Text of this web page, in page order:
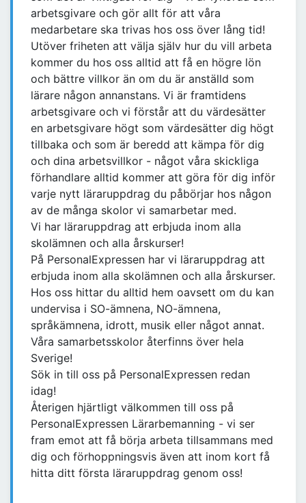
arbetsgivare och gör allt för att våra
medarbetare ska trivas hos oss över lång tid!
Utöver friheten att välja själv hur du vill arbeta
kommer du hos oss alltid att få en högre lön
och bättre villkor än om du är anställd som
lärare någon annanstans. Vi är framtidens
arbetsgivare och vi förstår att du värdesätter
en arbetsgivare högt som värdesätter dig högt
tillbaka och som är beredd att kämpa för dig
och dina arbetsvillkor - något våra skickliga
förhandlare alltid kommer att göra för dig inför
varje nytt läraruppdrag du påbörjar hos någon
av de många skolor vi samarbetar med.
Vi har läraruppdrag att erbjuda inom alla
skolämnen och alla årskurser!
På PersonalExpressen har vi läraruppdrag att
erbjuda inom alla skolämnen och alla årskurser.
Hos oss hittar du alltid hem oavsett om du kan
undervisa i SO-ämnena, NO-ämnena,
språkämnena, idrott, musik eller något annat.
Våra samarbetsskolor återfinns över hela
Sverige!
Sök in till oss på PersonalExpressen redan
idag!
Återigen hjärtligt välkommen till oss på
PersonalExpressen Lärarbemanning - vi ser
fram emot att få börja arbeta tillsammans med
dig och förhoppningsvis även att inom kort få
hitta ditt första läraruppdrag genom oss!